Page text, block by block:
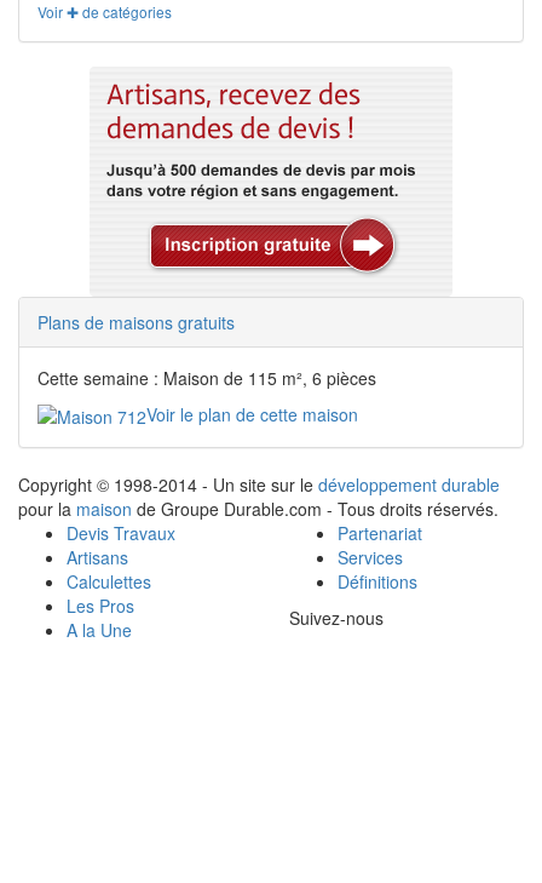
Voir ✚ de catégories
Plans de maisons gratuits
Cette semaine : Maison de 115 m², 6 pièces
Voir le plan de cette maison
Copyright © 1998-2014 - Un site sur le développement durable
pour la maison de Groupe Durable.com - Tous droits réservés.
Devis Travaux
Artisans
Calculettes
Les Pros
A la Une
Partenariat
Services
Définitions
Suivez-nous